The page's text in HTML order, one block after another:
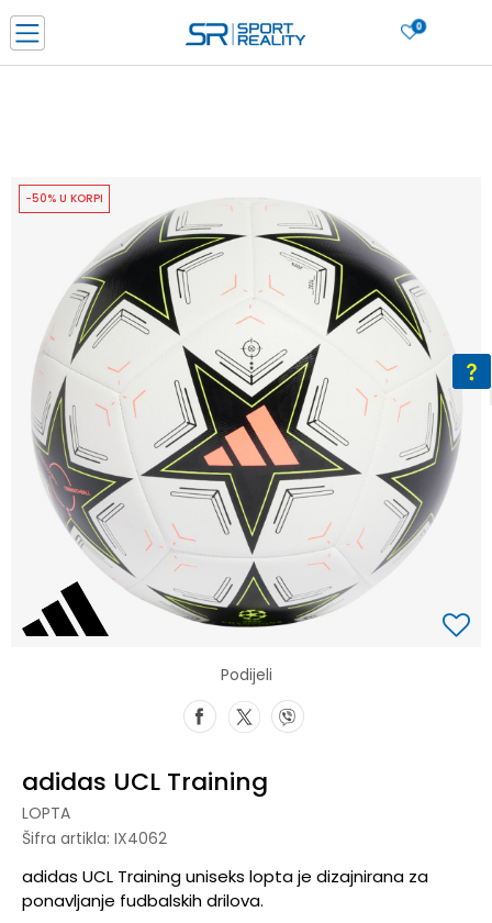
0
CLICK & COLLECT Platite karticom online i preuzmite u prodavnici po vašem
izboru
SAZNAJTE VIŠE
-50% U KORPI
Podijeli
adidas UCL Training
LOPTA
Šifra artikla: IX4062
adidas UCL Training uniseks lopta je dizajnirana za
ponavljanje fudbalskih drilova.